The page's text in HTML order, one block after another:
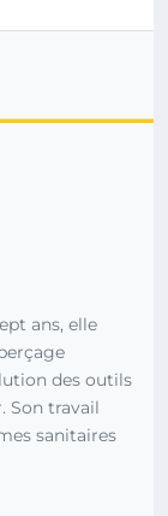
ans, elle
des outils
Son travail
sanitaires